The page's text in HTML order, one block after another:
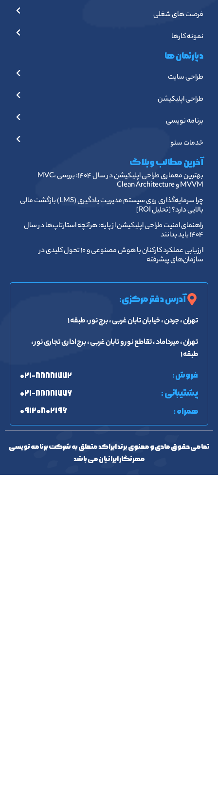
فرصت های شغلی
نمونه کارها
دپارتمان ها
طراحی سایت
طراحی اپلیکیشن
برنامه نویسی
خدمات سئو
آخرین مطالب وبلاگ
بهترین معماری طراحی اپلیکیشن در سال ۱۴۰۴: بررسی MVC،
MVVM و Clean Architecture
چرا سرمایه‌گذاری روی سیستم مدیریت یادگیری (LMS) بازگشت مالی
بالایی دارد؟ [تحلیل ROI]
راهنمای امنیت طراحی اپلیکیشن از پایه: هرآنچه استارتاپ‌ها در سال
۱۴۰۴ باید بدانند
ارزیابی عملکرد کارکنان با هوش مصنوعی و ۱۰ تحول کلیدی در
سازمان‌های پیشرفته
آدرس دفتر مرکزی:
تهران ، جردن ، خیابان تابان غربی ، برج نور ، طبقه ۱
تهران ، میرداماد ، تقاطع نور و تابان غربی ، برج اداری تجاری نور ،
طبقه ۱
فروش :
پشتیبانی :
همراه :
۰۲۱-۸۸۸۸۱۷۷۲
۰۲۱-۸۸۸۸۱۷۷۶
۰۹۱۲۰۸۰۲۱۹۶
تمامی حقوق مادی و معنوی برند ایراکد متعلق به شرکت برنامه نویسی
مهرنگار ایرانیان می باشد